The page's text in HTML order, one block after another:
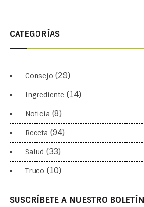
CATEGORÍAS
Consejo (29)
Ingrediente (14)
Noticia (8)
Receta (94)
Salud (33)
Truco (10)
SUSCRÍBETE A NUESTRO BOLETÍN